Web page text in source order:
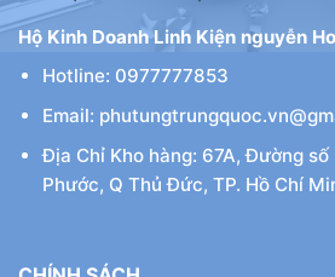
Hộ Kinh Doanh Linh Kiện nguyễn
Hotline: 0977777853
Email:
Địa Chỉ Kho hàng: 67A, Đường số
Phước, Q Thủ Đức, TP. Hồ Chí